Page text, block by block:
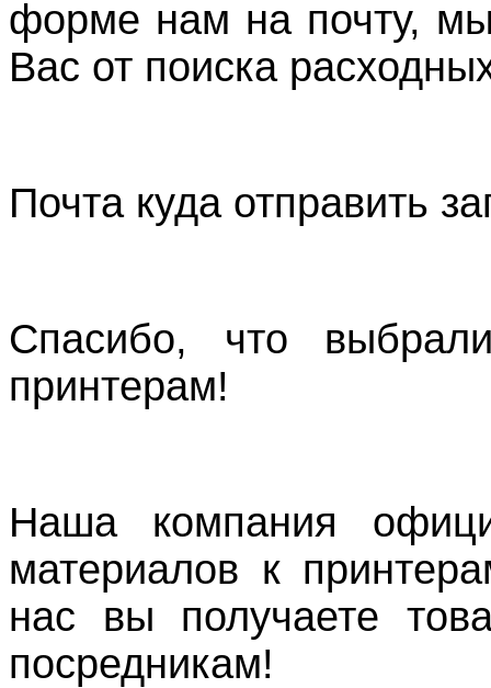
форме нам на почту,
Вас от поиска
Почта куда отправить
Спасибо, что
принтерам!
Наша компания
материалов к
нас вы получаете
посредникам!